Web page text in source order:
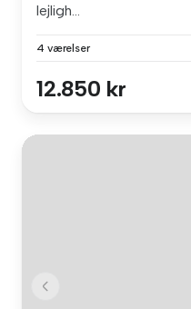
lejligh...
4 værelser
12.850 kr